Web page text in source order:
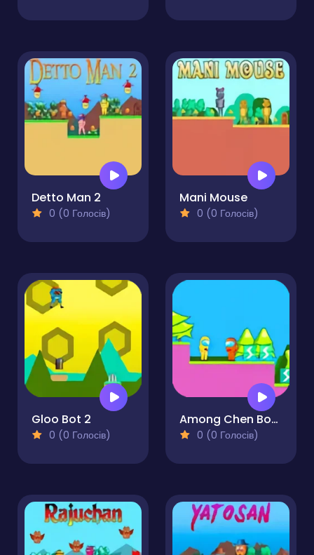
Detto Man 2
0 (0 Голосів)
Mani Mouse
0 (0 Голосів)
Gloo Bot 2
0 (0 Голосів)
Among Chen Bots 2
0 (0 Голосів)